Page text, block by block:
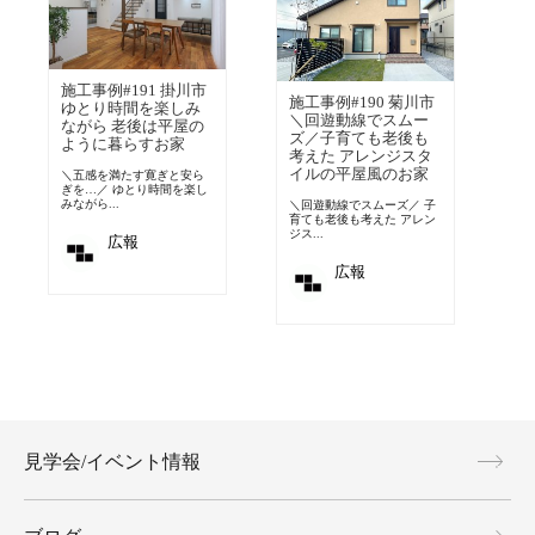
施工事例#191 掛川市
ゆとり時間を楽しみ
ながら 老後は平屋の
ように暮らすお家
＼五感を満たす寛ぎと安ら
ぎを…／ ゆとり時間を楽し
みながら...
広報
施工事例#190 菊川市
＼回遊動線でスムー
ズ／子育ても老後も
考えた アレンジスタ
イルの平屋風のお家
＼回遊動線でスムーズ／ 子
育ても老後も考えた アレン
ジス...
広報
見学会/イベント情報